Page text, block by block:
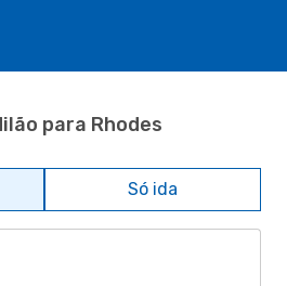
para Rhodes
Só ida